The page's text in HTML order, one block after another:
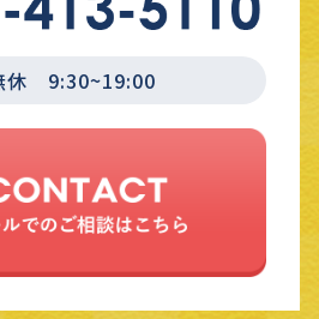
休 9:30~19:00